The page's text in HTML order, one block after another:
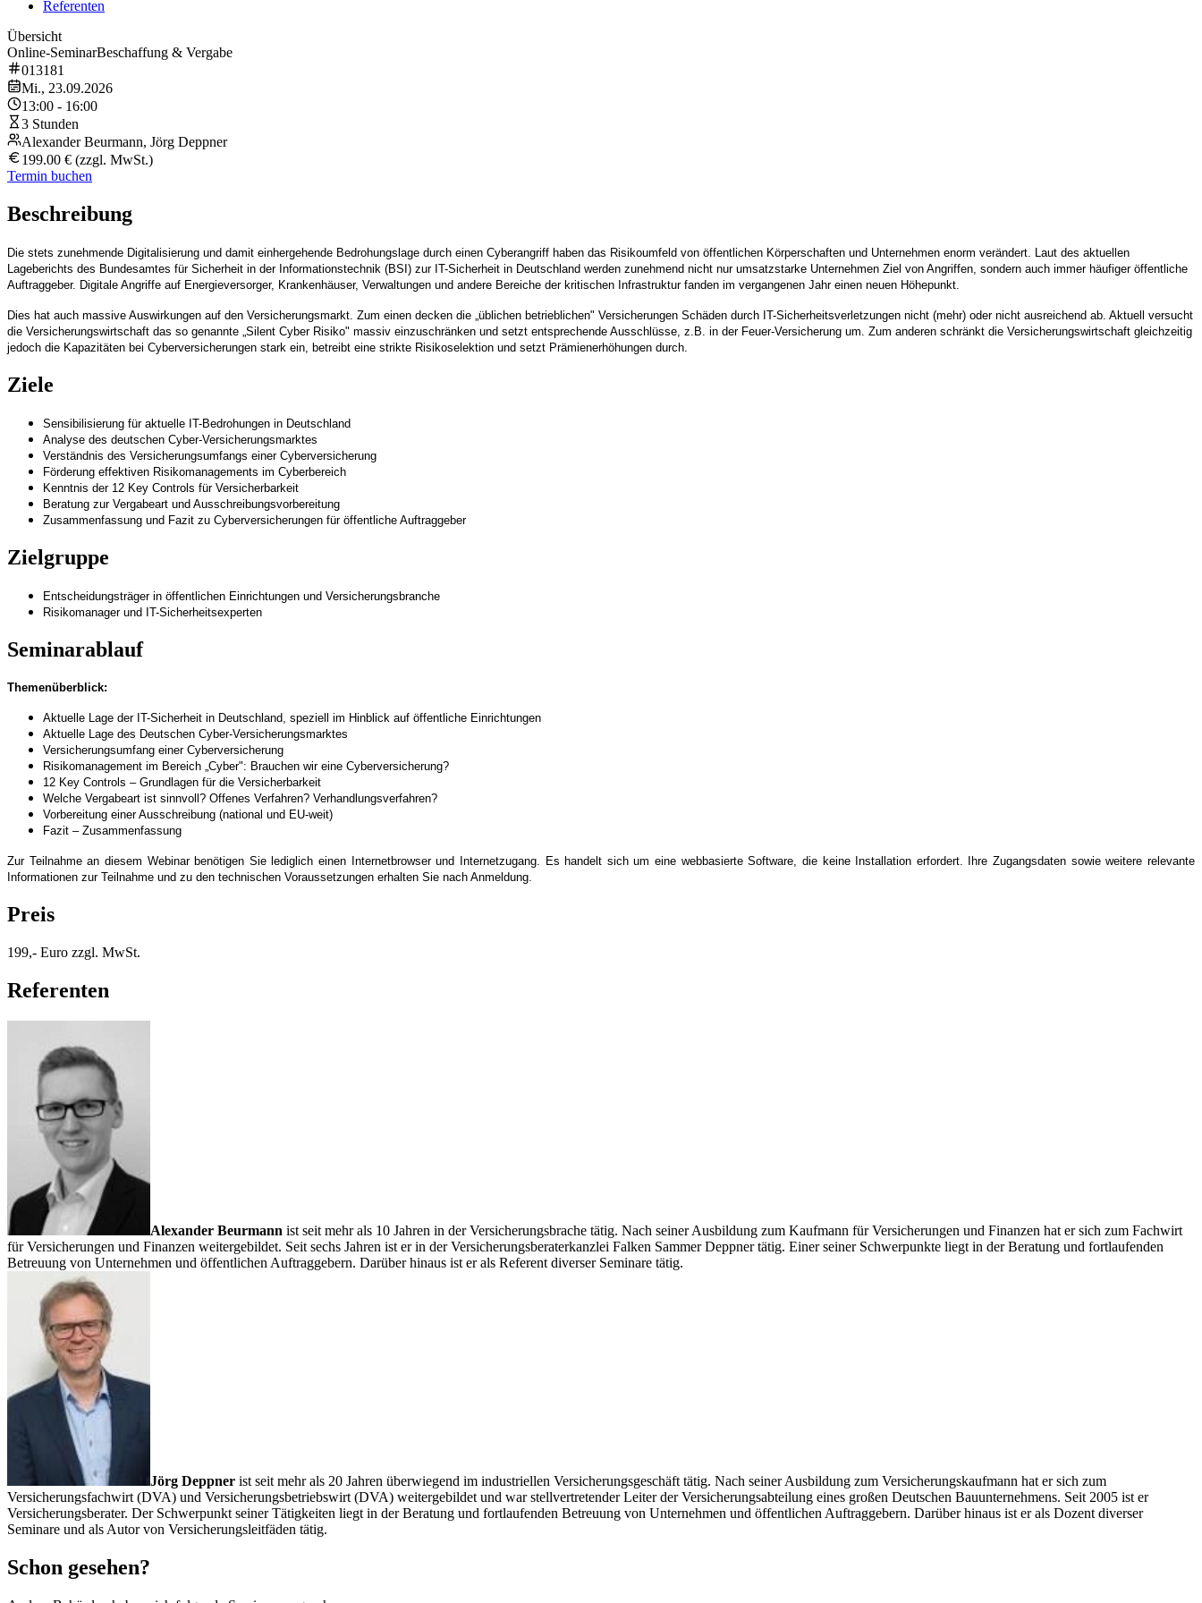
Referenten
Übersicht
Online-SeminarBeschaffung & Vergabe
013181
Mi., 23.09.2026
13:00 - 16:00
3 Stunden
Alexander Beurmann, Jörg Deppner
199.00 € (zzgl. MwSt.)
Termin buchen
Beschreibung
Die stets zunehmende Digitalisierung und damit einhergehende Bedrohungslage durch einen Cyberangriff haben das Risikoumfeld von öffentlichen Körperschaften und Unternehmen enorm verändert. Laut des aktuellen
Lageberichts des Bundesamtes für Sicherheit in der Informationstechnik (BSI) zur IT-Sicherheit in Deutschland werden zunehmend nicht nur umsatzstarke Unternehmen Ziel von Angriffen, sondern auch immer häufiger öffentliche
Auftraggeber. Digitale Angriffe auf Energieversorger, Krankenhäuser, Verwaltungen und andere Bereiche der kritischen Infrastruktur fanden im vergangenen Jahr einen neuen Höhepunkt.
Dies hat auch massive Auswirkungen auf den Versicherungsmarkt. Zum einen decken die „üblichen betrieblichen" Versicherungen Schäden durch IT-Sicherheitsverletzungen nicht (mehr) oder nicht ausreichend ab. Aktuell versucht
die Versicherungswirtschaft das so genannte „Silent Cyber Risiko" massiv einzuschränken und setzt entsprechende Ausschlüsse, z.B. in der Feuer-Versicherung um. Zum anderen schränkt die Versicherungswirtschaft gleichzeitig
jedoch die Kapazitäten bei Cyberversicherungen stark ein, betreibt eine strikte Risikoselektion und setzt Prämienerhöhungen durch.
Ziele
Sensibilisierung für aktuelle IT-Bedrohungen in Deutschland
Analyse des deutschen Cyber-Versicherungsmarktes
Verständnis des Versicherungsumfangs einer Cyberversicherung
Förderung effektiven Risikomanagements im Cyberbereich
Kenntnis der 12 Key Controls für Versicherbarkeit
Beratung zur Vergabeart und Ausschreibungsvorbereitung
Zusammenfassung und Fazit zu Cyberversicherungen für öffentliche Auftraggeber
Zielgruppe
Entscheidungsträger in öffentlichen Einrichtungen und Versicherungsbranche
Risikomanager und IT-Sicherheitsexperten
Seminarablauf
Themenüberblick:
Aktuelle Lage der IT-Sicherheit in Deutschland, speziell im Hinblick auf öffentliche Einrichtungen
Aktuelle Lage des Deutschen Cyber-Versicherungsmarktes
Versicherungsumfang einer Cyberversicherung
Risikomanagement im Bereich „Cyber": Brauchen wir eine Cyberversicherung?
12 Key Controls – Grundlagen für die Versicherbarkeit
Welche Vergabeart ist sinnvoll? Offenes Verfahren? Verhandlungsverfahren?
Vorbereitung einer Ausschreibung (national und EU-weit)
Fazit – Zusammenfassung
Zur Teilnahme an diesem Webinar benötigen Sie lediglich einen Internetbrowser und Internetzugang. Es handelt sich um eine webbasierte Software, die keine Installation erfordert. Ihre Zugangsdaten sowie weitere relevante
Informationen zur Teilnahme und zu den technischen Voraussetzungen erhalten Sie nach Anmeldung.
Preis
199,- Euro zzgl. MwSt.
Referenten
Alexander Beurmann ist seit mehr als 10 Jahren in der Versicherungsbrache tätig. Nach seiner Ausbildung zum Kaufmann für Versicherungen und Finanzen hat er sich zum Fachwirt
für Versicherungen und Finanzen weitergebildet. Seit sechs Jahren ist er in der Versicherungsberaterkanzlei Falken Sammer Deppner tätig. Einer seiner Schwerpunkte liegt in der Beratung und fortlaufenden
Betreuung von Unternehmen und öffentlichen Auftraggebern. Darüber hinaus ist er als Referent diverser Seminare tätig.
Jörg Deppner ist seit mehr als 20 Jahren überwiegend im industriellen Versicherungsgeschäft tätig. Nach seiner Ausbildung zum Versicherungskaufmann hat er sich zum
Versicherungsfachwirt (DVA) und Versicherungsbetriebswirt (DVA) weitergebildet und war stellvertretender Leiter der Versicherungsabteilung eines großen Deutschen Bauunternehmens. Seit 2005 ist er
Versicherungsberater. Der Schwerpunkt seiner Tätigkeiten liegt in der Beratung und fortlaufenden Betreuung von Unternehmen und öffentlichen Auftraggebern. Darüber hinaus ist er als Dozent diverser
Seminare und als Autor von Versicherungsleitfäden tätig.
Schon gesehen?